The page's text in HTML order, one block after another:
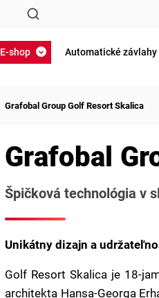
E-shop Automatické závlahy
Grafobal Group Golf Resort Skalica
Grafobal
Špičková technológia v
Unikátny dizajn a
Golf Resort Skalica je 18-
architekta Hansa-Georga